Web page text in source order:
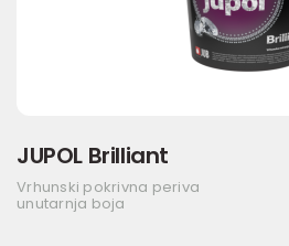
JUPOL Brilliant
Vrhunski pokrivna periva
unutarnja boja